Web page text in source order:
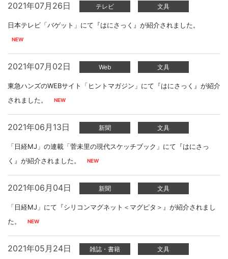
2021年07月26日 テレビ 文具
日本テレビ「バゲット」にて『はにさっく』が紹介されました。
2021年07月02日 Web 文具
東急ハンズのWEBサイト「ヒントマガジン」にて『はにさっく』が紹介
されました。
2021年06月13日 新聞 文具
「日経MJ」の連載「菅未里の現代スケッチブック」にて『はにさっ
く』が紹介されました。
2021年06月04日 新聞 文具
「日経MJ」にて『シリコンマグネット＜マグピタ＞』が紹介されまし
た。
2021年05月24日 雑誌・書籍 文具